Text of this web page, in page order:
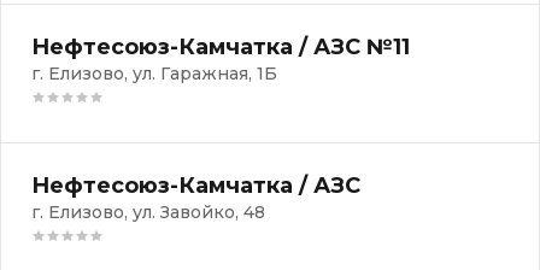
Нефтесоюз-Камчатка / АЗС №11
г. Елизово, ул. Гаражная, 1Б
Нефтесоюз-Камчатка / АЗС
г. Елизово, ул. Завойко, 48